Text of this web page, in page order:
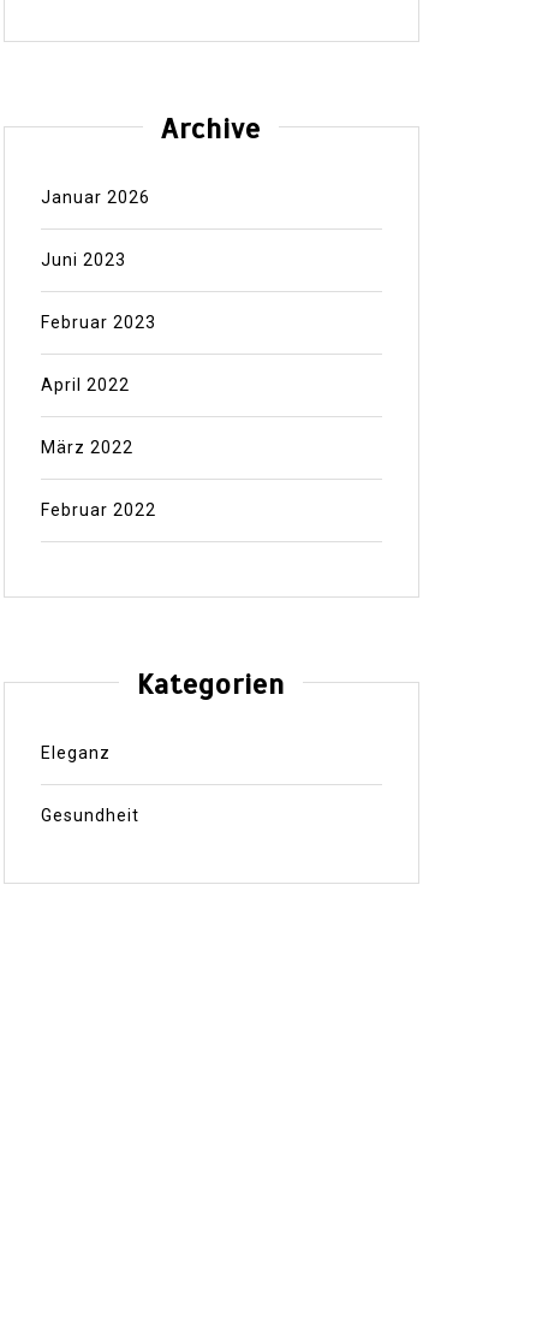
Archive
Januar 2026
Juni 2023
Februar 2023
April 2022
März 2022
Februar 2022
Kategorien
Eleganz
Gesundheit